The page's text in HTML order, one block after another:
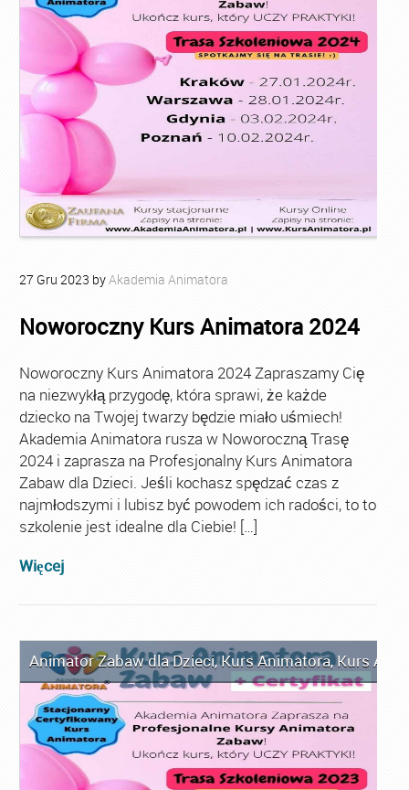
27 Gru 2023 byAkademia Animatora
Noworoczny Kurs Animatora 2024
Noworoczny Kurs Animatora 2024 Zapraszamy Cię
na niezwykłą przygodę, która sprawi, że każde
dziecko na Twojej twarzy będzie miało uśmiech!
Akademia Animatora rusza w Noworoczną Trasę
2024 i zaprasza na Profesjonalny Kurs Animatora
Zabaw dla Dzieci. Jeśli kochasz spędzać czas z
najmłodszymi i lubisz być powodem ich radości, to to
szkolenie jest idealne dla Ciebie! […]
Więcej
Animator Zabaw dla Dzieci,Kurs Animatora,Kurs